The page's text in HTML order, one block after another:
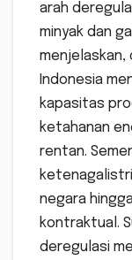
arah
minyak dan
menjelaskan,
Indonesia
kapasitas
ketahanan
rentan.
negara
kontraktual.
deregulasi